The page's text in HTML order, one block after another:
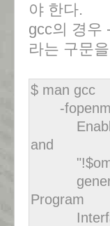
야 한다.
gcc의 경우
라는 구문
$ man gcc
-
Enable
and
"!$omp"
Program
Interface